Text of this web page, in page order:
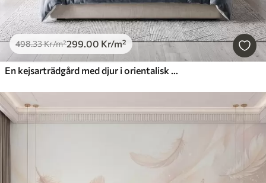
498.33Kr/m²299.00 Kr/m²
En kejsarträdgård med djur i orientalisk stil – apa, leopard, tiger, påfågel och häger